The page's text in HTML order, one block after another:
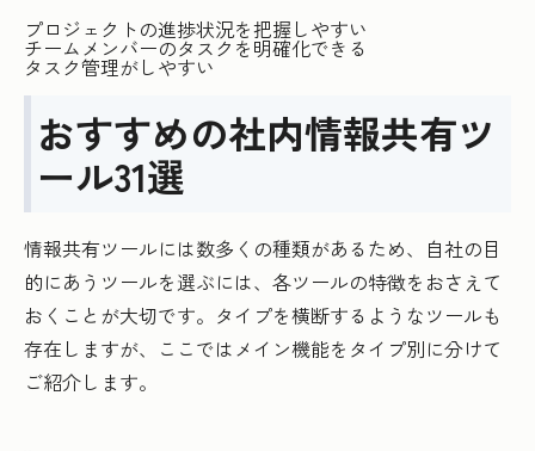
プロジェクトの進捗状況を把握しやすい
チームメンバーのタスクを明確化できる
タスク管理がしやすい
おすすめの社内情報共有ツ
ール31選
情報共有ツールには数多くの種類があるため、自社の目
的にあうツールを選ぶには、各ツールの特徴をおさえて
おくことが大切です。タイプを横断するようなツールも
存在しますが、ここではメイン機能をタイプ別に分けて
ご紹介します。